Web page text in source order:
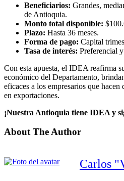
Beneficiarios: Grandes,
de Antioquia.
Monto total disponible:
Plazo: Hasta 36 meses.
Forma de pago: Capital
Tasa de interés: Preferencial
Con esta apuesta, el IDEA reafirma
económico del Departamento,
eficaces a los empresarios que
en exportaciones.
¡Nuestra Antioquia tiene IDEA y
About The Author
Carlos